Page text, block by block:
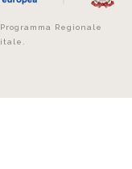
Regionale